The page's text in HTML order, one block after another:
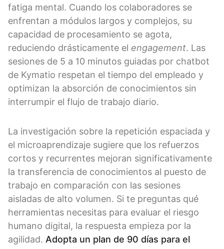
fatiga mental. Cuando los colaboradores se
enfrentan a módulos largos y complejos, su
capacidad de procesamiento se agota,
reduciendo drásticamente el engagement. Las
sesiones de 5 a 10 minutos guiadas por chatbot
de Kymatio respetan el tiempo del empleado y
optimizan la absorción de conocimientos sin
interrumpir el flujo de trabajo diario.
La investigación sobre la repetición espaciada y
el microaprendizaje sugiere que los refuerzos
cortos y recurrentes mejoran significativamente
la transferencia de conocimientos al puesto de
trabajo en comparación con las sesiones
aisladas de alto volumen. Si te preguntas qué
herramientas necesitas para evaluar el riesgo
humano digital, la respuesta empieza por la
agilidad. Adopta un plan de 90 días para el